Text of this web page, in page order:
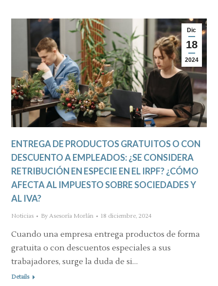
Dic
18
2024
ENTREGA DE PRODUCTOS GRATUITOS O CON
DESCUENTO A EMPLEADOS: ¿SE CONSIDERA
RETRIBUCIÓN EN ESPECIE EN EL IRPF? ¿CÓMO
AFECTA AL IMPUESTO SOBRE SOCIEDADES Y
AL IVA?
Noticias By Asesoría Morlán 18 diciembre, 2024
Cuando una empresa entrega productos de forma
gratuita o con descuentos especiales a sus
trabajadores, surge la duda de si…
Details